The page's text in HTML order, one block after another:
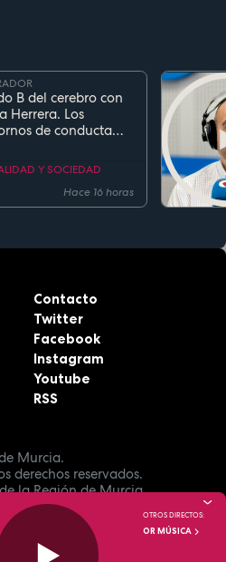
B del cerebro con
Herrera. Los
de conducta
Y SOCIEDAD
Hace 16 horas
Murcia.
derechos reservados.
la Región de Murcia.
Contacto
Twitter
Facebook
Instagram
Youtube
RSS
OTROS DIRECTOS:
OR MÚSICA